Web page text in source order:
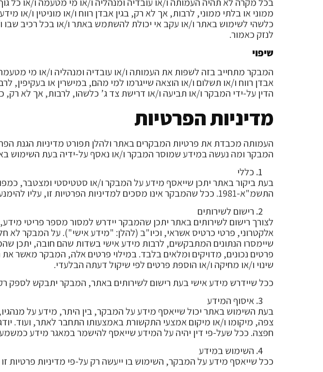
ממוני או בלתי ממוני, לרבות, אך לא רק, בגין אבדן רווח ו/או מוניטין ו/
כלשהי לשימוש באתר ו/או עקב אי יכולת להשתמש באתר ו/או בכל רכיב שבו
לנזק כאמור.
שיפוי
המבקר מתחייב בזה לשפות את העמותה ו/או עובדיה ומנהליה ו/או מי מטעמה
אבדן רווח ו/או תשלום ו/או הוצאה שייגרמו למי מהם, במישרין או
הדין על-ידי המבקר ו/או תביעה ו/או דרישת צד ג’ כלשהו, לרבות, אך לא
מדיניות הפרטיות
העמותה מכבדת את פרטיות המבקרים באתר ולהלן תפורט מדיניות הגנת
המבקר ומה נעשה במידע שמוסר המבקר ו/או נאסף על-ידיה בעת השימוש
כללי
התשמ"א-1981. ככל שהמבקר אינו מסכים למדיניות הפרטיות זו, עליו להימנע משימוש באתר.
רישום לשירותים
לצורך רישום לשירותים באתר יתכן שהמבקר יידרש למסור מספר פריטי
אלקטרוני, פרטי כרטיס אשראי, וכיו"ב (להלן: "מידע אישי"). על המבקר לא
שיימסרו הנתונים המתבקשים, לרבות מידע אישי בשדות שהם חובה, יתכן
פרטים נכונים, מדויקים ומלאים בלבד. במילוי פרטים אלה, המבקר מאשר
שינוי ו/או מחיקה ו/או הוספת פרטים לפי שיקול דעתה הבלעדי.
ככל שיידרש מידע אישי בעת רישום לשירותים באתר, המבקר יתבקש לספק
איסוף המידע
בעת השימוש באתר יכול שייאסף מידע על המבקר, בין היתר, מידע על מנהגיו,
צפה, מיקומו ו/או מיקום אמצעי התקשורת באמצעותו התחבר לאתר, ועוד.
חפצה. ככל שעל-פי דין יהיה על המידע שייאסף להישמר במאגר מידע
השימוש במידע
ככל שייאסף מידע על המבקר, השימוש בו ייעשה רק על-פי מדיניות פרטיות